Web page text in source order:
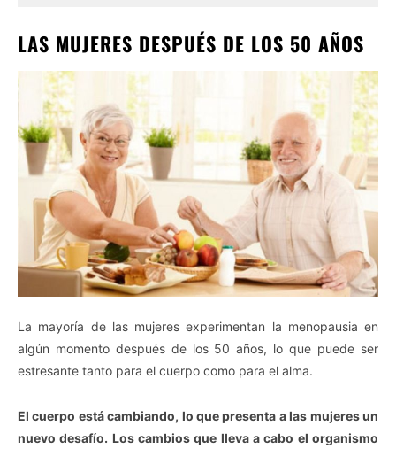
LAS MUJERES DESPUÉS DE LOS 50 AÑOS
La mayoría de las mujeres experimentan la menopausia en
algún momento después de los 50 años, lo que puede ser
estresante tanto para el cuerpo como para el alma.
El cuerpo está cambiando, lo que presenta a las mujeres un
nuevo desafío. Los cambios que lleva a cabo el organismo